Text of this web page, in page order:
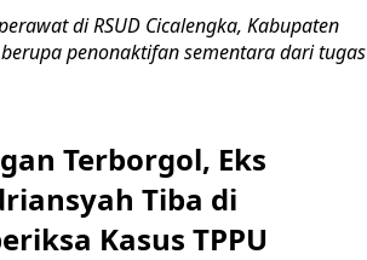
di RSUD Cicalengka, Kabupaten
penonaktifan sementara dari tugas
Terborgol, Eks
Tiba di
Kasus TPPU